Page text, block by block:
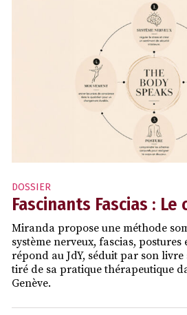
DOSSIER
Fascinants Fascias :
Miranda propose une méthode
système nerveux, fascias, postures
répond au JdY, séduit par son
tiré de sa pratique thérapeutique
Genève.